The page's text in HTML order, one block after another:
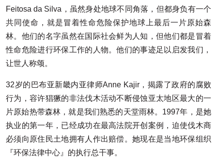
Feitosa da Silva，虽然身处地球不同角落，但都身负有一个
共同使命，就是冒着性命危险保护地球上最后一片原始森
林。他们的名字虽然在国际社会鲜为人知，但他们都是冒着
性命危险进行环保工作的人物。他们的事迹足以启发我们，
让世人称颂。
32岁的巴布亚新畿内亚律师Anne Kajir，揭露了政府的腐败
行为，容许猖獗的非法伐木活动不断侵蚀亚太地区最大的一
片原始热带森林，就是我们熟悉的天堂雨林。1997年，是她
执业的第一年，已经成功在最高法院开创案例，迫使伐木商
必须向原住民土地拥有人作出赔偿。她现在是当地环保组织
『环保法律中心』的执行总干事。